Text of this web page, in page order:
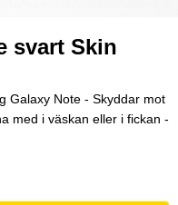
svart Skin
Galaxy Note - Skyddar mot
med i väskan eller i fickan -